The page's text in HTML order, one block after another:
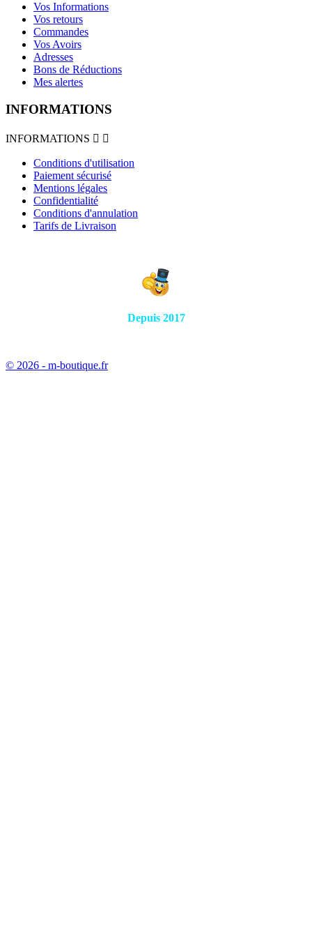
Vos Informations
Vos retours
Commandes
Vos Avoirs
Adresses
Bons de Réductions
Mes alertes
INFORMATIONS
INFORMATIONS  
Conditions d'utilisation
Paiement sécurisé
Mentions légales
Confidentialité
Conditions d'annulation
Tarifs de Livraison
Depuis 2017
© 2026 - m-boutique.fr